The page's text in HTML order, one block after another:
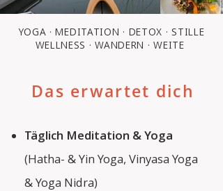
YOGA · MEDITATION · DETOX · STILLE
WELLNESS · WANDERN · WEITE
Das erwartet dich
Täglich Meditation & Yoga
(Hatha- & Yin Yoga, Vinyasa Yoga
& Yoga Nidra)